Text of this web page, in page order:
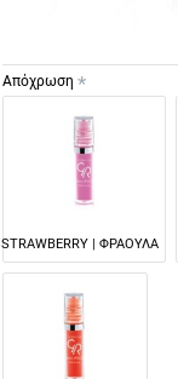
Απόχρωση
STRAWBERRY | ΦΡΑΟΥΛΑ